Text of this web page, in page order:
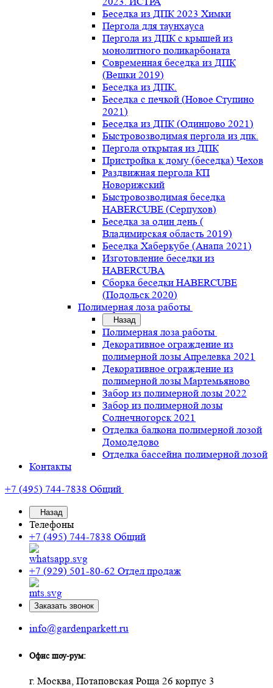
Беседка из ДПК 2023 Химки
Пергола для таунхауса
Пергола из ДПК с крышей из
монолитного поликарбоната
Современная беседка из ДПК
(Вешки 2019)
Беседка из ДПК.
Беседка с печкой (Новое Ступино
2021)
Беседка из ДПК (Одинцово 2021)
Быстровозводимая пергола из дпк.
Пергола открытая из ДПК
Пристройка к дому (беседка) Чехов
Раздвижная пергола КП
Новорижский
Быстровозводимая беседка
HABERCUBE (Серпухов)
Беседка за один день (
Владимирская область 2019)
Беседка Хаберкубе (Анапа 2021)
Изготовление беседки из
HABERCUBA
Сборка беседки HABERCUBE
(Подольск 2020)
Полимерная лоза работы
Назад
Полимерная лоза работы
Декоративное ограждение из
полимерной лозы Апрелевка 2021
Декоративное ограждение из
полимерной лозы Мартемьяново
Забор из полимерной лозы 2022
Забор из полимерной лозы
Солнечногорск 2021
Отделка балкона полимерной лозой
Домодедово
Отделка бассейна полимерной лозой
Контакты
+7 (495) 744-7838 Общий
Назад
Телефоны
+7 (495) 744-7838 Общий
+7 (929) 501-80-62 Отдел продаж
Заказать звонок
info@gardenparkett.ru
Офис шоу-рум:
г. Москва, Потаповская Роща 26 корпус 3